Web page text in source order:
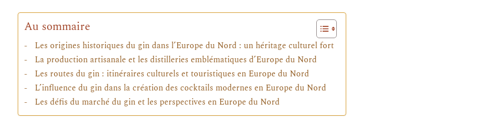
Au sommaire
Les origines historiques du gin dans l’Europe du Nord : un héritage culturel fort
La production artisanale et les distilleries emblématiques d’Europe du Nord
Les routes du gin : itinéraires culturels et touristiques en Europe du Nord
L’influence du gin dans la création des cocktails modernes en Europe du Nord
Les défis du marché du gin et les perspectives en Europe du Nord